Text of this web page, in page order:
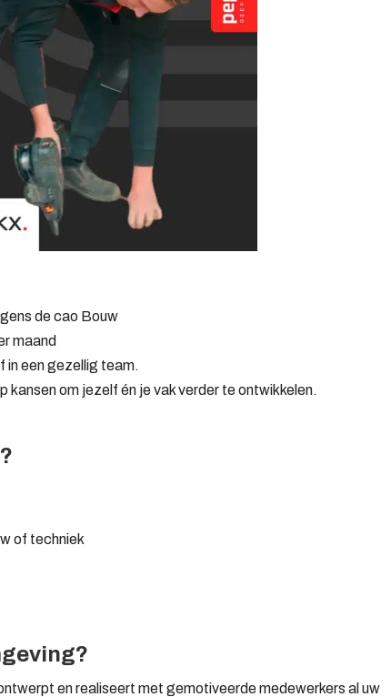
de cao Bouw
maand
in een gezellig team.
kansen om jezelf én je vak verder te ontwikkelen.
of techniek
en realiseert met gemotiveerde medewerkers al uw